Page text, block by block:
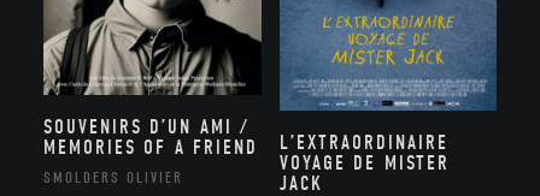
SOUVENIRS D’UN AMI /
MEMORIES OF A FRIEND
SMOLDERS OLIVIER
L’EXTRAORDINAIRE
VOYAGE DE MISTER
JACK